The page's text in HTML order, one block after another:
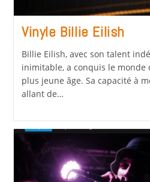
Vinyle Billie Eilish
Billie Eilish, avec son talent
inimitable, a conquis le monde
plus jeune âge. Sa capacité à
allant de…